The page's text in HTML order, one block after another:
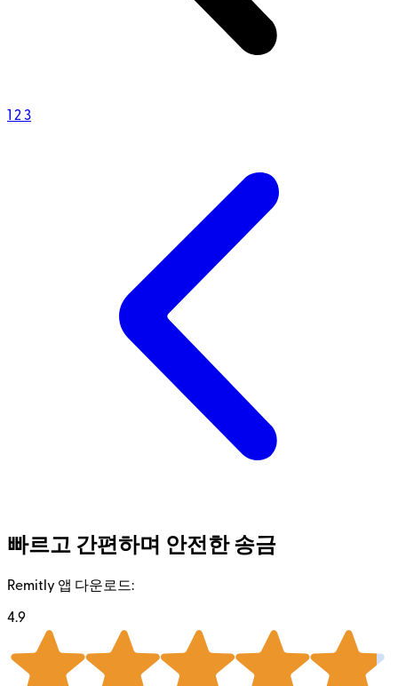
1 23
빠르고 간편하며 안전한 송금
Remitly 앱 다운로드:
4.9